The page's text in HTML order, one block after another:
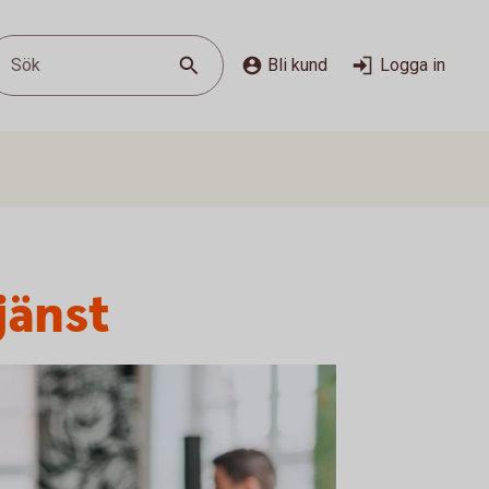
Sök Bli kund Logga in